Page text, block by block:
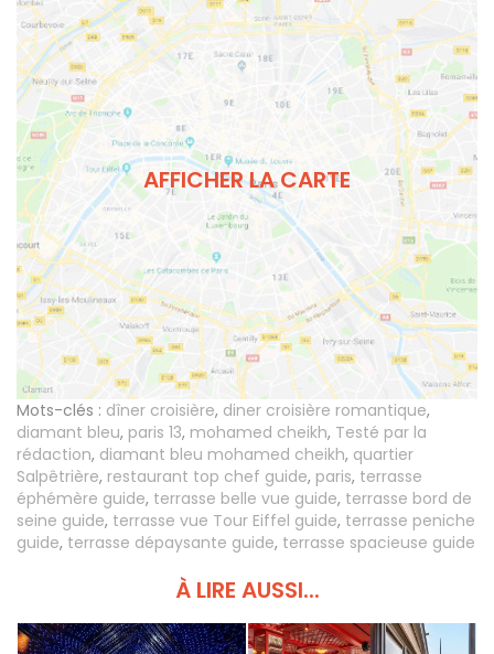
AFFICHER LA CARTE
Mots-clés : dîner croisière, diner croisière romantique,
diamant bleu, paris 13, mohamed cheikh, Testé par la
rédaction, diamant bleu mohamed cheikh, quartier
Salpêtrière, restaurant top chef guide, paris, terrasse
éphémère guide, terrasse belle vue guide, terrasse bord de
seine guide, terrasse vue Tour Eiffel guide, terrasse peniche
guide, terrasse dépaysante guide, terrasse spacieuse guide
À LIRE AUSSI...